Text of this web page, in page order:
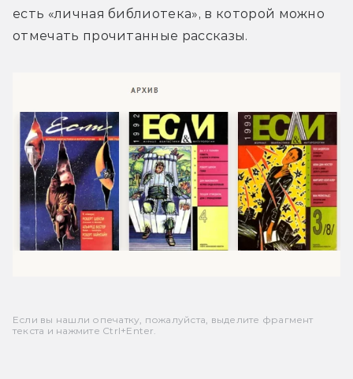
есть «личная библиотека», в которой можно
отмечать прочитанные рассказы.
Если вы нашли опечатку, пожалуйста, выделите фрагмент
текста и нажмите Ctrl+Enter.